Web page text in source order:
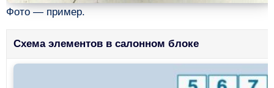
Фото — пример.
Схема элементов в салонном блоке